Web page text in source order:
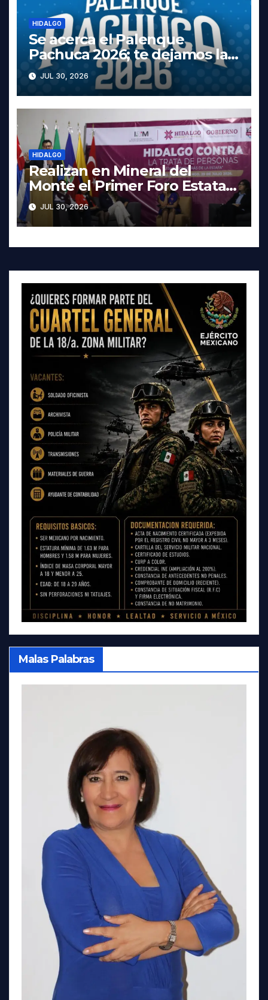
HIDALGO
Se acerca el Palenque
Pachuca 2026; te dejamos la
cartelera completa, las fechas
y los precios
JUL 30, 2026
HIDALGO
Realizan en Mineral del
Monte el Primer Foro Estatal
contra la Trata de Personas
JUL 30, 2026
Malas Palabras